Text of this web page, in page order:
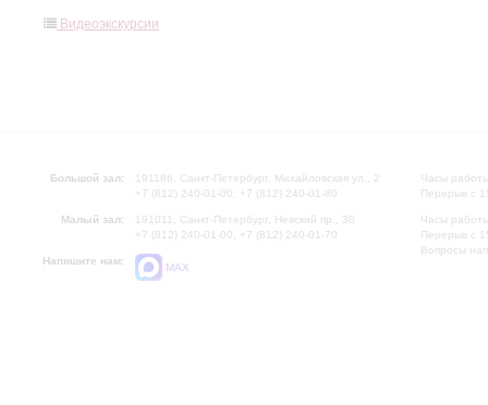
Видеоэкскурсии
Большой зал:
191186, Санкт-Петербург, Михайловская ул., 2
+7 (812) 240-01-00, +7 (812) 240-01-80
Малый зал:
191011, Санкт-Петербург, Невский пр., 30
+7 (812) 240-01-00, +7 (812) 240-01-70
Напишите нам:
MAX
Часы
Перерыв с
Часы
Перерыв с
Вопросы